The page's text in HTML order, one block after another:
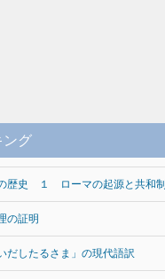
ング
歴史 １ ローマの起源と共和制
の証明
だしたるさま」の現代語訳